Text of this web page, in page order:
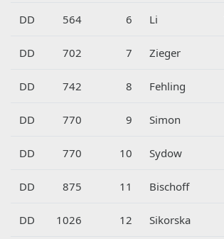
DD 564 6 Li
DD 702 7 Zieger
DD 742 8 Fehling
DD 770 9 Simon
DD 770 10 Sydow
DD 875 11 Bischoff
DD 1026 12 Sikorska